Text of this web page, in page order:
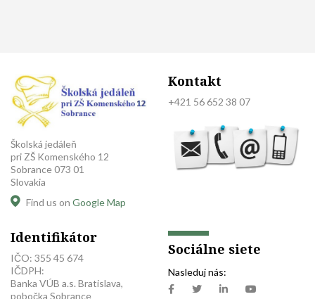
Školská jedáleň
pri ZŠ Komenského 12
Sobrance 073 01
Slovakia
Find us on Google Map
Kontakt
+421 56 652 38 07
Identifikátor
IČO: 355 45 674
IČDPH:
Banka VÚB a.s. Bratislava,
pobočka Sobrance
Sociálne siete
Nasleduj nás: